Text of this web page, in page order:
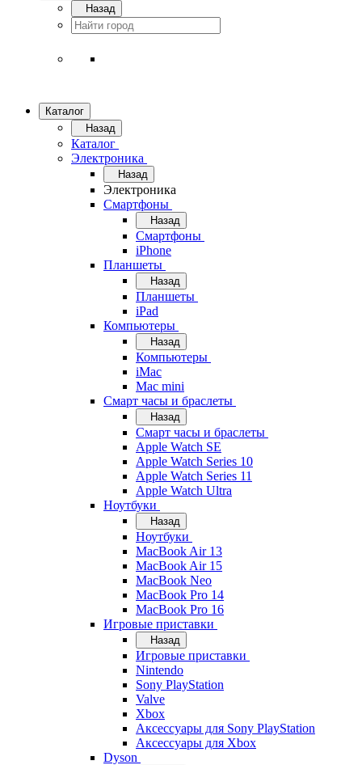
Назад
Каталог
Назад
Каталог
Электроника
Назад
Электроника
Смартфоны
Назад
Смартфоны
iPhone
Планшеты
Назад
Планшеты
iPad
Компьютеры
Назад
Компьютеры
iMac
Mac mini
Смарт часы и браслеты
Назад
Смарт часы и браслеты
Apple Watch SE
Apple Watch Series 10
Apple Watch Series 11
Apple Watch Ultra
Ноутбуки
Назад
Ноутбуки
MacBook Air 13
MacBook Air 15
MacBook Neo
MacBook Pro 14
MacBook Pro 16
Игровые приставки
Назад
Игровые приставки
Nintendo
Sony PlayStation
Valve
Xbox
Аксессуары для Sony PlayStation
Аксессуары для Xbox
Dyson